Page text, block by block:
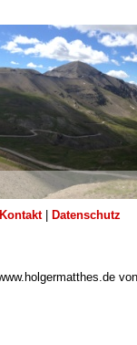
Kontakt| Datenschutz